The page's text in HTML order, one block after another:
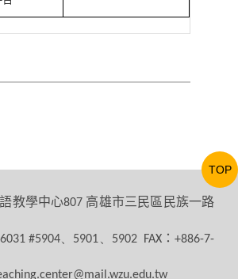
教學中心807 高雄市三民區民族一路
#5904、5901、5902 FAX：+886-7-
TOP